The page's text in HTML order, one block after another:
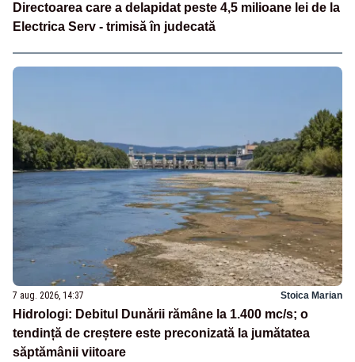
Directoarea care a delapidat peste 4,5 milioane lei de la
Electrica Serv - trimisă în judecată
7 aug. 2026, 14:37 Stoica Marian
Hidrologi: Debitul Dunării rămâne la 1.400 mc/s; o
tendință de creștere este preconizată la jumătatea
săptămânii viitoare